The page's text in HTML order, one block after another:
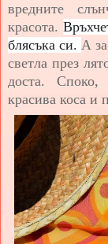
вредните
красота.
блясъка си. А
светла през
доста.
красива коса и